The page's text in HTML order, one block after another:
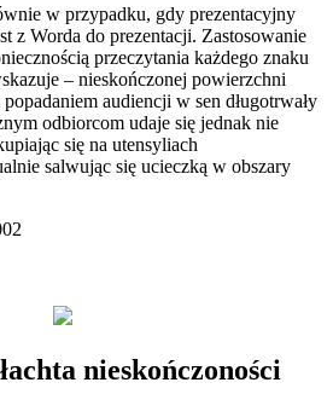
w przypadku, gdy prezentacyjny
z Worda do prezentacji. Zastosowanie
przeczytania każdego znaku
– nieskończonej powierzchni
audiencji w sen długotrwały
odbiorcom udaje się jednak nie
się na utensyliach
salwując się ucieczką w obszary
nieskończoności